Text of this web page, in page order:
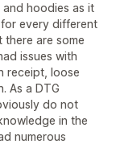
hoodies as it
every different
there are some
issues with
receipt, loose
As a DTG
do not
in the
numerous